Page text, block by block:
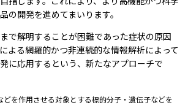
の開発を進めてまいります。
で解明することが困難であった症状の原因
よる網羅的かつ非連続的な情報解析によって
に応用するという、新たなアプローチで
どを作用させる対象とする標的分子・遺伝子などを